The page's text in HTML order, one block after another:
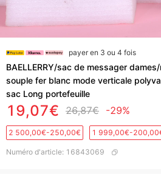
payer en 3 ou 4 fois
BAELLERRY/sac de messager
souple fer blanc mode verticale
sac Long portefeuille
19,07€ 26,87€ -29%
2 500,00€-250,00€ 1 999,00€-
Numéro d'article: 16843069